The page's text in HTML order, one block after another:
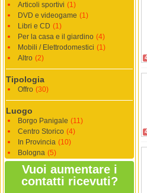
Articoli sportivi (1)
DVD e videogame (1)
Libri e CD (1)
Per la casa e il giardino (4)
Mobili / Elettrodomestici (1)
Altro (2)
Tipologia
Offro (30)
Luogo
Borgo Panigale (11)
Centro Storico (4)
In Provincia (10)
Bologna (5)
Vuoi aumentare i
contatti ricevuti?